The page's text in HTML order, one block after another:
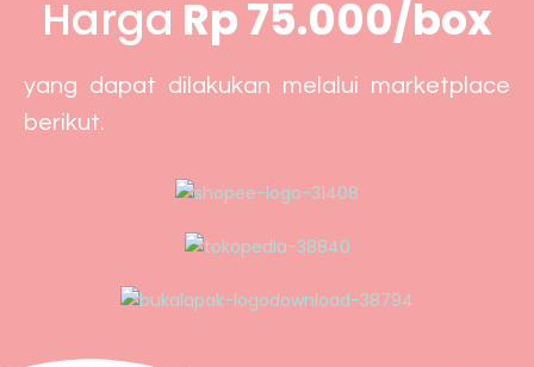
Harga Rp 75.000/box
yang dapat dilakukan melalui marketplace
berikut.